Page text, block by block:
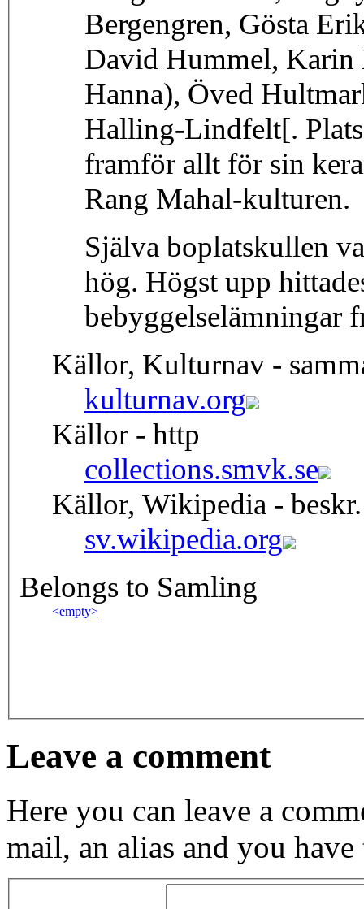
Bergengren, Gösta
David Hummel, Karin
Hanna), Öved
Halling-Lindfelt[.
framför allt för sin
Rang Mahal-kulturen.
Själva boplatskullen
hög. Högst upp
bebyggelselämningar
Källor, Kulturnav -
kulturnav.org
Källor - http
collections.smvk.se
Källor, Wikipedia -
sv.wikipedia.org
Belongs to Samling
<empty>
Leave a comment
Here you can leave a
mail, an alias and you